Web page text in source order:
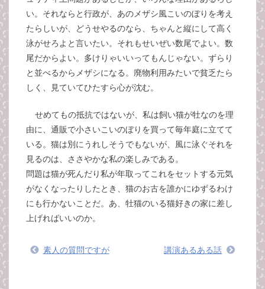
い。それならと行政が、あのメザシ風こいのぼりを考え
たらしいが、どうせやるのなら、ちゃんと縦にして高く
泳がせろよと言いたい。それもせいぜい数尾でよい。数
尾だからよい。多けりゃいいってもんじゃない。ずらり
と並べるからメザシになる。廃物利用みたいで貧乏たら
しく、見ていてひたすら心が沈む。
せめてもの抵抗ではないが、私は飼い猫が牡なのを理
由に、通販で小さいこいのぼりを買って毎年庭に立てて
いる。猫は別にうれしそうでもないが、風に泳ぐそれを
見るのは、ささやかな私の楽しみである。
問題は猫が死んだり私が年取ってこれをセットする元気
がなくなったりしたとき、猫のお古を誰かにゆずるわけ
にも行かないことだ。あ、牡猫のいる猫好きの家に差し
上げればいいのか。
素人の質問ですが 講演あるある話